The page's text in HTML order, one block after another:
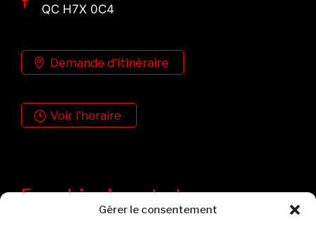
Gérer le consentement
QC H7X 0C4
Demande d'itinéraire
Voir l'horaire
Formulaire de contact